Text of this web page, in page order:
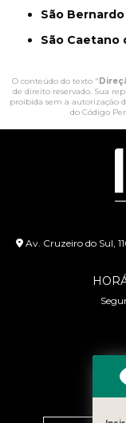
São
São Caetano
O conteúdo do texto "
de direito reservado. Sua
proibida sem a autorização
do Código
Av. Cruzeiro do Sul,